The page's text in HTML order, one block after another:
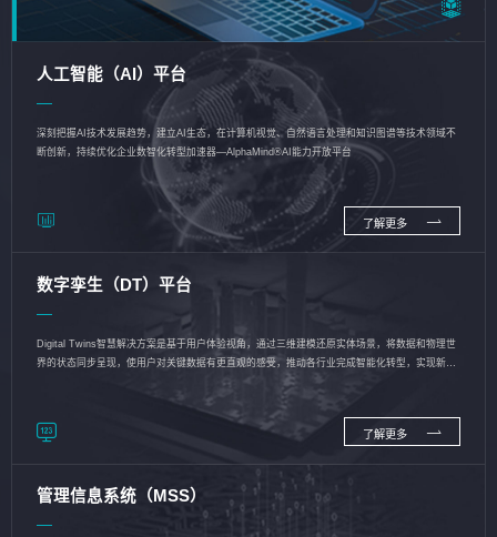
人工智能（AI）平台
深刻把握AI技术发展趋势，建立AI生态，在计算机视觉、自然语言处理和知识图谱等技术领域不
断创新，持续优化企业数智化转型加速器—AlphaMind®AI能力开放平台
了解更多
数字孪生（DT）平台
Digital Twins智慧解决方案是基于用户体验视角，通过三维建模还原实体场景，将数据和物理世
界的状态同步呈现，使用户对关键数据有更直观的感受，推动各行业完成智能化转型，实现新旧
了解更多
管理信息系统（MSS）